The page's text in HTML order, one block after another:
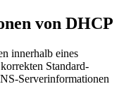
von DHCP
innerhalb eines
Standard-
Serverinformationen